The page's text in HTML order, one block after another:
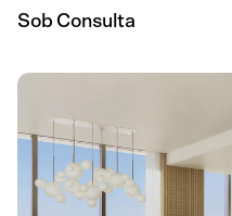
Sob Consulta